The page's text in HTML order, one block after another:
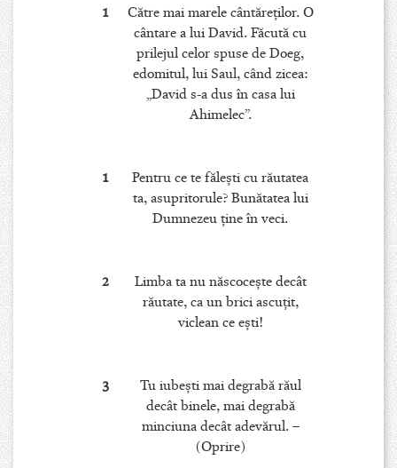
1
Către mai marele cântăreţilor. O
cântare a lui David. Făcută cu
prilejul celor spuse de Doeg,
edomitul, lui Saul, când zicea:
„David s-a dus în casa lui
Ahimelec”.
1
Pentru ce te făleşti cu răutatea
ta, asupritorule? Bunătatea lui
Dumnezeu ţine în veci.
2
Limba ta nu născoceşte decât
răutate, ca un brici ascuţit,
viclean ce eşti!
3
Tu iubeşti mai degrabă răul
decât binele, mai degrabă
minciuna decât adevărul. –
(Oprire)